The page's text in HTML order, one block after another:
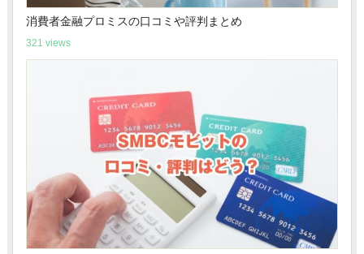
消費者金融プロミスの口コミや評判まとめ
321 views